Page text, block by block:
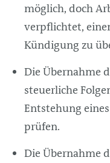
möglich, doch
verpflichtet,
Kündigung zu
Die Übernahme
steuerliche
Entstehung
prüfen.
Die Übernahme